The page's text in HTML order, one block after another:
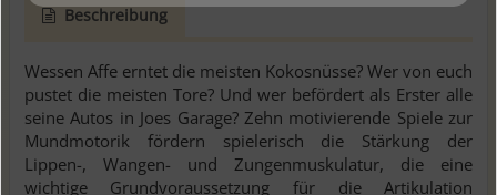
Beschreibung
Wessen Affe erntet die meisten Kokosnüsse? Wer von euch
pustet die meisten Tore? Und wer befördert als Erster alle
seine Autos in Joes Garage? Zehn motivierende Spiele zur
Mundmotorik fördern spielerisch die Stärkung der
Lippen-, Wangen- und Zungenmuskulatur, die eine
wichtige Grundvoraussetzung für die Artikulation